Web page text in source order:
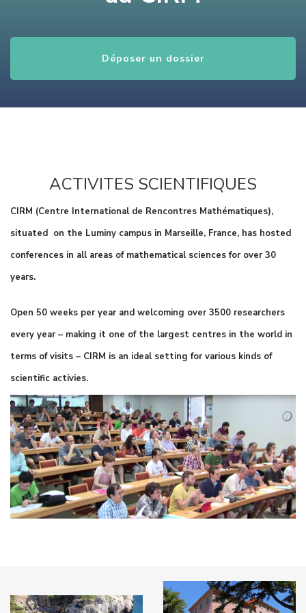
Déposer un dossier
ACTIVITES SCIENTIFIQUES
CIRM (Centre International de Rencontres Mathématiques),
situated on the Luminy campus in Marseille, France, has hosted
conferences in all areas of mathematical sciences for over 30
years.
Open 50 weeks per year and welcoming over 3500 researchers
every year – making it one of the largest centres in the world in
terms of visits – CIRM is an ideal setting for various kinds of
scientific activies.